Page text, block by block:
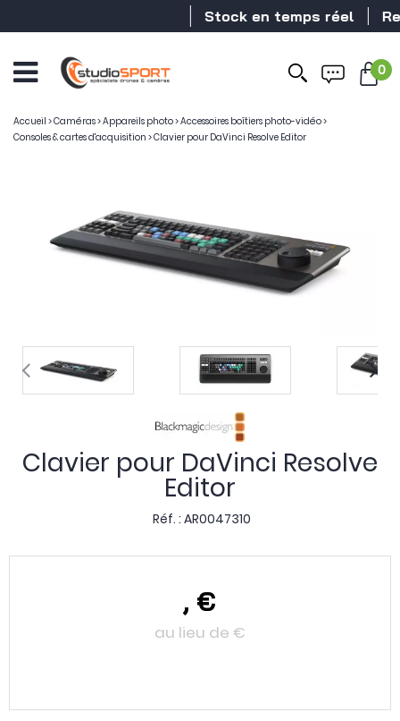
Stock en temps réel
0
Accueil >Caméras>Appareils photo>Accessoires boîtiers photo-vidéo>
Consoles & cartes d'acquisition >Clavier pour DaVinci Resolve Editor
Clavier pour DaVinci Resolve
Editor
Réf. : AR0047310
, €
au lieu de €